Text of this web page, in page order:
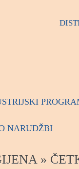
NARUDŽBI
»